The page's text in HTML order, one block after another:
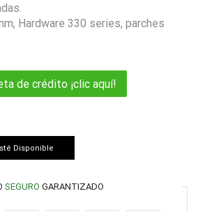
Hardware 330 series, parches
de crédito ¡clic aquí!
Disponible
SEGURO GARANTIZADO